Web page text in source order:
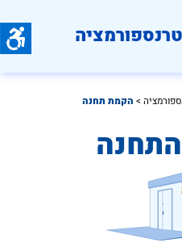
> הקמת תחנה